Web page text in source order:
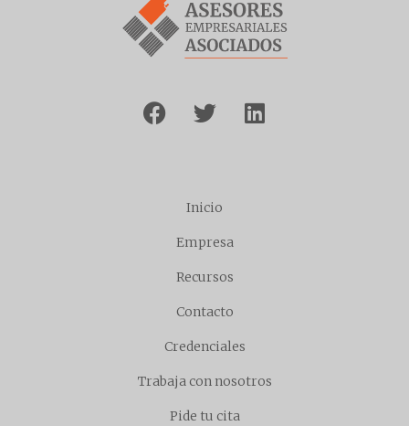
Inicio
Empresa
Recursos
Contacto
Credenciales
Trabaja con nosotros
Pide tu cita